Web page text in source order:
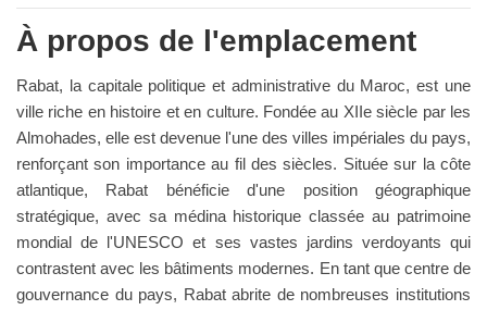
À propos de l'emplacement
Rabat, la capitale politique et administrative du Maroc, est une
ville riche en histoire et en culture. Fondée au XIIe siècle par les
Almohades, elle est devenue l'une des villes impériales du pays,
renforçant son importance au fil des siècles. Située sur la côte
atlantique, Rabat bénéficie d'une position géographique
stratégique, avec sa médina historique classée au patrimoine
mondial de l'UNESCO et ses vastes jardins verdoyants qui
contrastent avec les bâtiments modernes. En tant que centre de
gouvernance du pays, Rabat abrite de nombreuses institutions